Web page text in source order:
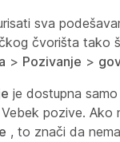
sva
čvorišta tako
> Pozivanje >
je dostupna
pozive. Ako
, to znači da